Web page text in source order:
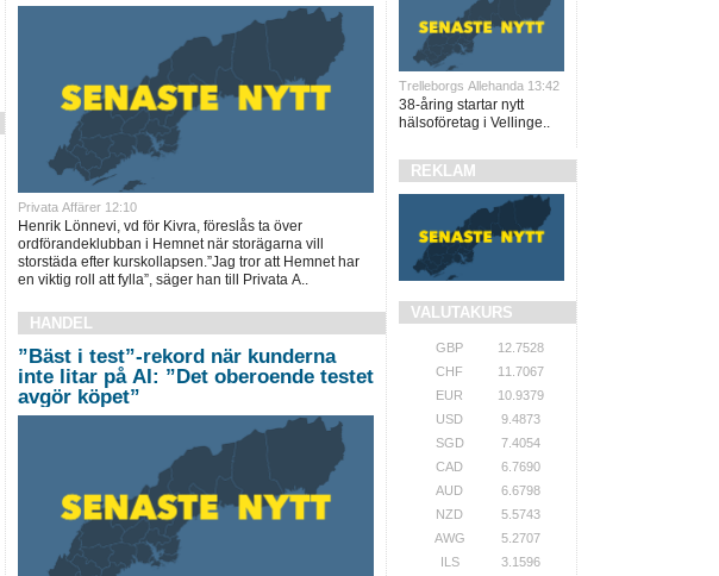
Privata Affärer 12:10
Henrik Lönnevi, vd för Kivra, föreslås ta över
ordförandeklubban i Hemnet när storägarna vill
storstäda efter kurskollapsen.”Jag tror att Hemnet har
en viktig roll att fylla”, säger han till Privata A..
HANDEL
”Bäst i test”-rekord när kunderna
inte litar på AI: ”Det oberoende testet
avgör köpet”
Trelleborgs Allehanda 13:42
38-åring startar nytt
hälsoföretag i Vellinge..
REKLAM
VALUTAKURS
GBP
12.7528
CHF
11.7067
EUR
10.9379
USD
9.4873
SGD
7.4054
CAD
6.7690
AUD
6.6798
NZD
5.5743
AWG
5.2707
ILS
3.1596